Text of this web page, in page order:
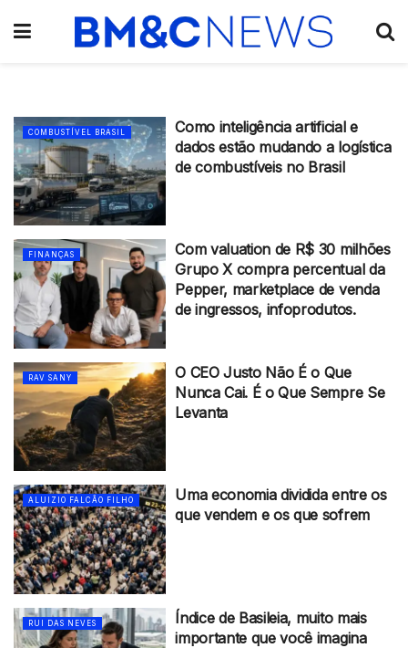
COMBUSTÍVEL BRASIL
Como inteligência artificial e
dados estão mudando a logística
de combustíveis no Brasil
FINANÇAS
Com valuation de R$ 30 milhões
Grupo X compra percentual da
Pepper, marketplace de venda
de ingressos, infoprodutos.
RAV SANY
O CEO Justo Não É o Que
Nunca Cai. É o Que Sempre Se
Levanta
ALUIZIO FALCÃO FILHO
Uma economia dividida entre os
que vendem e os que sofrem
RUI DAS NEVES
Índice de Basileia, muito mais
importante que você imagina